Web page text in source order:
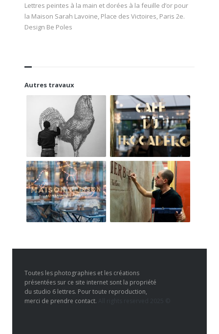
Lettres peintes à la main et dorées à la feuille d’or pour
la Maison Sarah Lavoine, Place des Victoires, Paris 2e.
Design Be Poles
Autres travaux
Toutes les photographies et les créations
présentées sur ce site internet sont la propriété
du studio 6 lettres. Pour toute reproduction,
merci de prendre contact.